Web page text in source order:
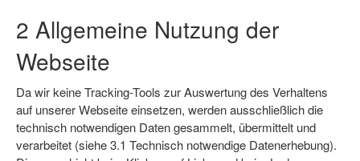
2 Allgemeine Nutzung der
Webseite
Da wir keine Tracking-Tools zur Auswertung des Verhaltens
auf unserer Webseite einsetzen, werden ausschließlich die
technisch notwendigen Daten gesammelt, übermittelt und
verarbeitet (siehe 3.1 Technisch notwendige Datenerhebung).